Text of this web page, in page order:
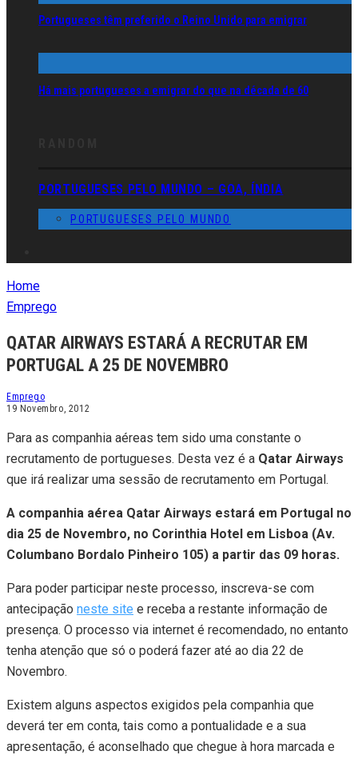
Portugueses têm preferido o Reino Unido para emigrar
Há mais portugueses a emigrar do que na década de 60
PORTUGUESES PELO MUNDO – GOA, ÍNDIA
PORTUGUESES PELO MUNDO
Home
Emprego
QATAR AIRWAYS ESTARÁ A RECRUTAR EM
PORTUGAL A 25 DE NOVEMBRO
Emprego
19 Novembro, 2012
Para as companhia aéreas tem sido uma constante o
recrutamento de portugueses. Desta vez é a Qatar Airways
que irá realizar uma sessão de recrutamento em Portugal.
A companhia aérea Qatar Airways estará em Portugal no
dia 25 de Novembro, no Corinthia Hotel em Lisboa (Av.
Columbano Bordalo Pinheiro 105) a partir das 09 horas.
Para poder participar neste processo, inscreva-se com
antecipação neste site e receba a restante informação de
presença. O processo via internet é recomendado, no entanto
tenha atenção que só o poderá fazer até ao dia 22 de
Novembro.
Existem alguns aspectos exigidos pela companhia que
deverá ter em conta, tais como a pontualidade e a sua
apresentação, é aconselhado que chegue à hora marcada e